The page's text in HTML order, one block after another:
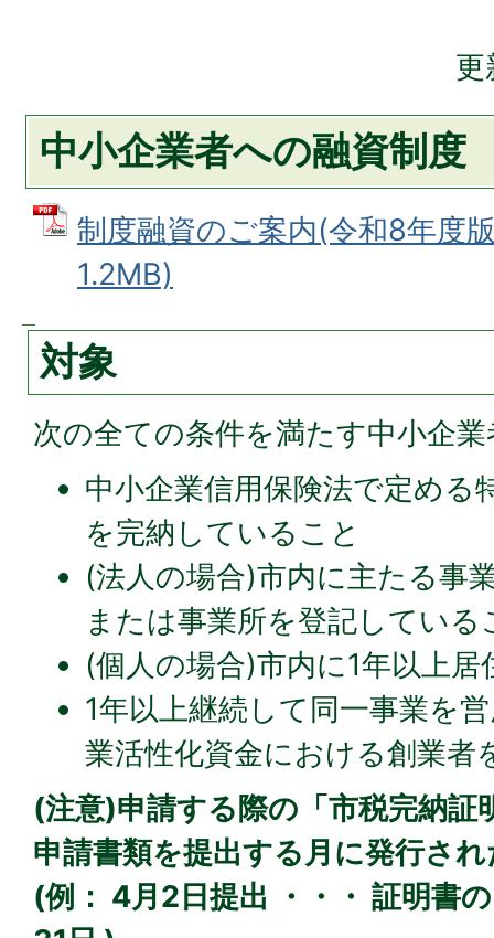
更
中小企業者への融資制度
制度融資のご案内(令和8年度
1.2MB)
対象
次の全ての条件を満たす中小企業
中小企業信用保険法で定める
を完納していること
(法人の場合)市内に主たる事
または事業所を登記している
(個人の場合)市内に1年以上
1年以上継続して同一事業を
業活性化資金における創業者
(注意)申請する際の「市税完納証
申請書類を提出する月に発行さ
(例： 4月2日提出 ・・・ 証明書